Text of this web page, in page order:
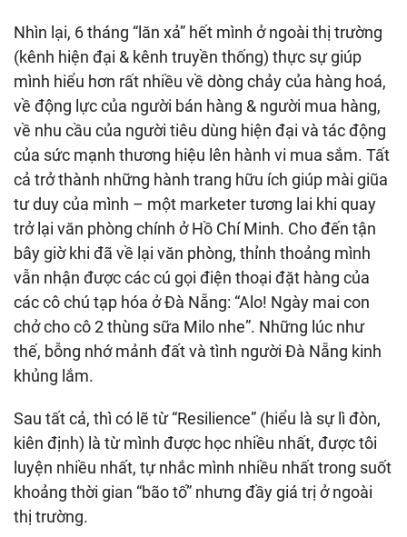
Nhìn lại, 6 tháng “lăn xả” hết mình ở ngoài thị trường
(kênh hiện đại & kênh truyền thống) thực sự giúp
mình hiểu hơn rất nhiều về dòng chảy của hàng hoá,
về động lực của người bán hàng & người mua hàng,
về nhu cầu của người tiêu dùng hiện đại và tác động
của sức mạnh thương hiệu lên hành vi mua sắm. Tất
cả trở thành những hành trang hữu ích giúp mài giũa
tư duy của mình – một marketer tương lai khi quay
trở lại văn phòng chính ở Hồ Chí Minh. Cho đến tận
bây giờ khi đã về lại văn phòng, thỉnh thoảng mình
vẫn nhận được các cú gọi điện thoại đặt hàng của
các cô chú tạp hóa ở Đà Nẵng: “Alo! Ngày mai con
chở cho cô 2 thùng sữa Milo nhe”. Những lúc như
thế, bỗng nhớ mảnh đất và tình người Đà Nẵng kinh
khủng lắm.
Sau tất cả, thì có lẽ từ “Resilience” (hiểu là sự lì đòn,
kiên định) là từ mình được học nhiều nhất, được tôi
luyện nhiều nhất, tự nhắc mình nhiều nhất trong suốt
khoảng thời gian “bão tố” nhưng đầy giá trị ở ngoài
thị trường.